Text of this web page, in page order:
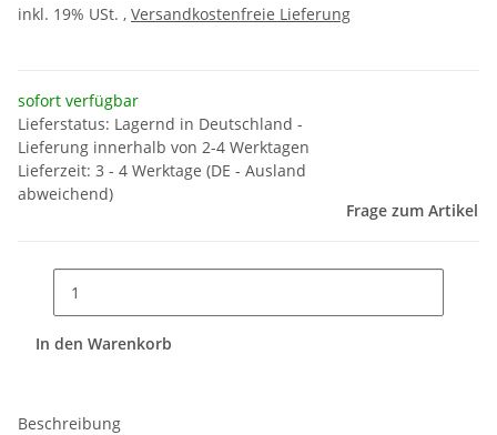
inkl. 19% USt. , Versandkostenfreie Lieferung
sofort verfügbar
Lieferstatus: Lagernd in Deutschland -
Lieferung innerhalb von 2-4 Werktagen
Lieferzeit: 3 - 4 Werktage (DE - Ausland
abweichend)
Frage zum Artikel
In den Warenkorb
Beschreibung